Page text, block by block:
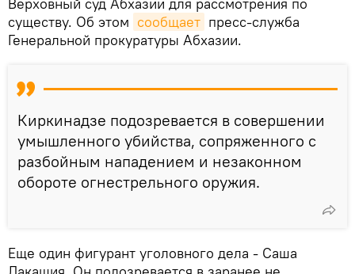
существу. Об этом сообщает пресс-служба
Генеральной прокуратуры Абхазии.
Киркинадзе подозревается в совершении
умышленного убийства, сопряженного с
разбойным нападением и незаконном
обороте огнестрельного оружия.
Еще один фигурант уголовного дела - Саша